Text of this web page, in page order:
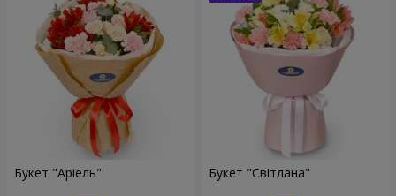
Букет "Аріель" Букет "Світлана"